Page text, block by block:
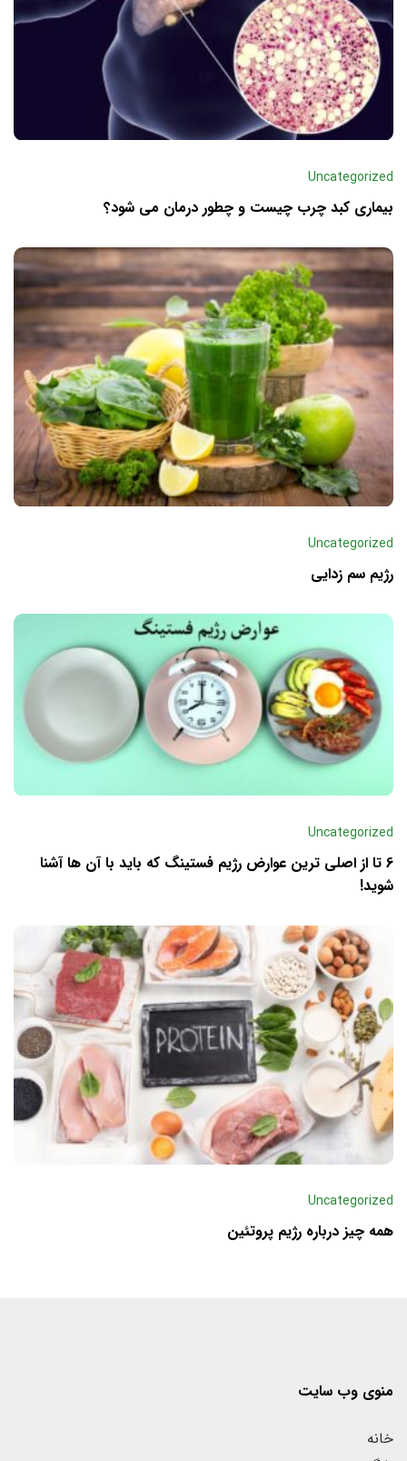
Uncategorized
بیماری کبد چرب چیست و چطور درمان می‌ شود؟
Uncategorized
رژیم سم زدایی
Uncategorized
6 تا از اصلی ترین عوارض رژیم فستینگ که باید با آن ها آشنا
شوید!
Uncategorized
همه چیز درباره رژیم پروتئین
منوی وب سایت
خانه